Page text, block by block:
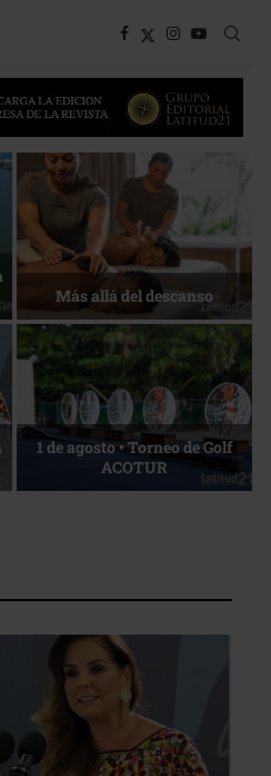
Energía que Impulsa la
competitividad
La esencia del servicio